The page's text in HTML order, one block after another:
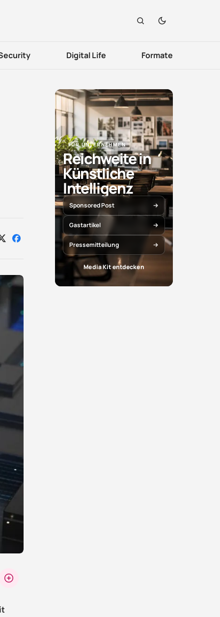
Digital Life Formate
Auf Auf
FÜR UNTERNEHMEN
Reichweite in
Künstliche
Intelligenz
Sponsored Post
Gastartikel
Pressemitteilung
Media Kit entdecken